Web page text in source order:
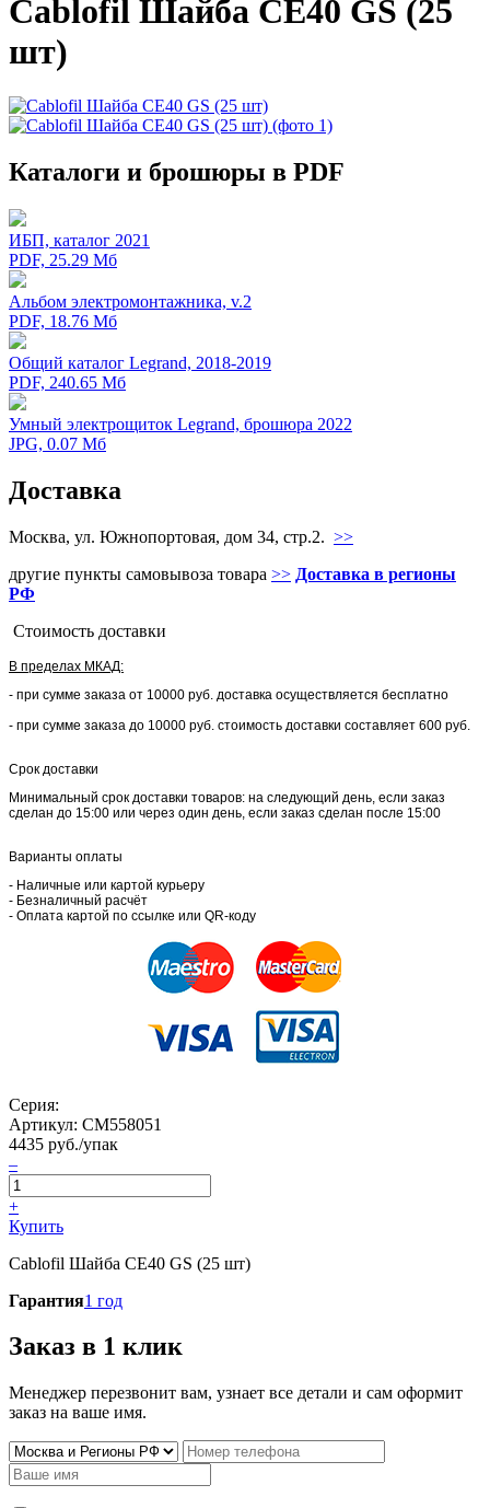
Cablofil Шайба CE40 GS (25
шт)
Каталоги и брошюры в PDF
ИБП, каталог 2021
PDF, 25.29 Мб
Альбом электромонтажника, v.2
PDF, 18.76 Мб
Общий каталог Legrand, 2018-2019
PDF, 240.65 Мб
Умный электрощиток Legrand, брошюра 2022
JPG, 0.07 Мб
Доставка
Москва, ул. Южнопортовая, дом 34, стр.2. >>
другие пункты самовывоза товара >> Доставка в регионы
РФ
Стоимость доставки
В пределах МКАД:
- при сумме заказа от 10000 руб. доставка осуществляется бесплатно
- при сумме заказа до 10000 руб. стоимость доставки составляет 600 руб.
Срок доставки
Минимальный срок доставки товаров: на следующий день, если заказ
сделан до 15:00 или через один день, если заказ сделан после 15:00
Варианты оплаты
- Наличные или картой курьеру
- Безналичный расчёт
- Оплата картой по ссылке или QR-коду
Серия:
Артикул: CM558051
4435 руб./упак
–
+
Купить
Cablofil Шайба CE40 GS (25 шт)
Гарантия1 год
Заказ в 1 клик
Менеджер перезвонит вам, узнает все детали и сам оформит
заказ на ваше имя.